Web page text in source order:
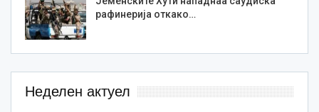
рафинерија откако…
Неделен актуел